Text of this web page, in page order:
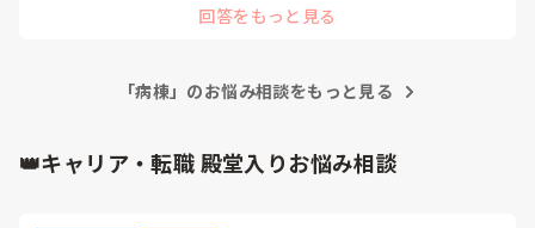
回答をもっと見る
「病棟」のお悩み相談をもっと見る
👑キャリア・転職 殿堂入りお悩み相談